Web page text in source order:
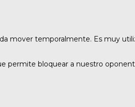
mover temporalmente. Es muy
permite bloquear a nuestro